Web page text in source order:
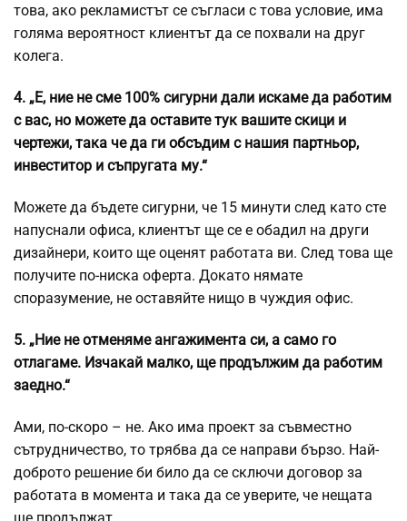
това, ако рекламистът се съгласи с това условие, има
голяма вероятност клиентът да се похвали на друг
колега.
4. „Е, ние не сме 100% сигурни дали искаме да работим
с вас, но можете да оставите тук вашите скици и
чертежи, така че да ги обсъдим с нашия партньор,
инвеститор и съпругата му.“
Можете да бъдете сигурни, че 15 минути след като сте
напуснали офиса, клиентът ще се е обадил на други
дизайнери, които ще оценят работата ви. След това ще
получите по-ниска оферта. Докато нямате
споразумение, не оставяйте нищо в чуждия офис.
5. „Ние не отменяме ангажимента си, а само го
отлагаме. Изчакай малко, ще продължим да работим
заедно.“
Ами, по-скоро – не. Ако има проект за съвместно
сътрудничество, то трябва да се направи бързо. Най-
доброто решение би било да се сключи договор за
работата в момента и така да се уверите, че нещата